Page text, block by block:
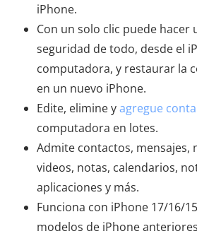
iPhone.
Con un solo clic puede hacer
seguridad de todo, desde el
computadora, y restaurar la
en un nuevo iPhone.
Edite, elimine yagregue
computadora en lotes.
Admite contactos, mensajes,
videos, notas, calendarios,
aplicaciones y más.
Funciona con iPhone 17/16/
modelos de iPhone anteriores